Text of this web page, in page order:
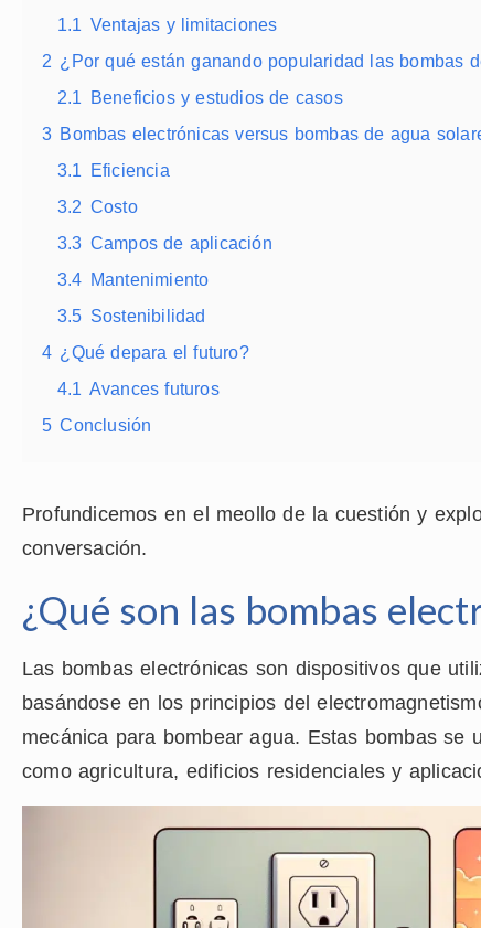
1.1 Ventajas y limitaciones
2 ¿Por qué están ganando popularidad las bombas
2.1 Beneficios y estudios de casos
3 Bombas electrónicas versus bombas de agua
3.1 Eficiencia
3.2 Costo
3.3 Campos de aplicación
3.4 Mantenimiento
3.5 Sostenibilidad
4 ¿Qué depara el futuro?
4.1 Avances futuros
5 Conclusión
Profundicemos en el meollo de la cuestión y
conversación.
¿Qué son las bombas
Las bombas electrónicas son dispositivos que
basándose en los principios del
mecánica para bombear agua. Estas bombas se
como agricultura, edificios residenciales y